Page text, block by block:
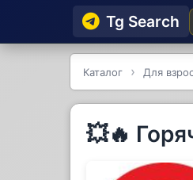
Tg Searсh
Каталог Для
💥🔥